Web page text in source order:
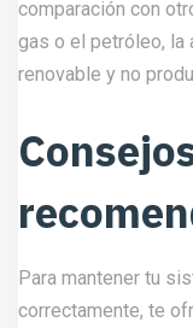
comparación con
gas o el petróleo, la
renovable y no
Para mantener tu
correctamente, te